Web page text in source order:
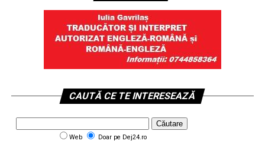
CAUTĂ CE TE INTERESEAZĂ
Web Doar pe Dej24.ro